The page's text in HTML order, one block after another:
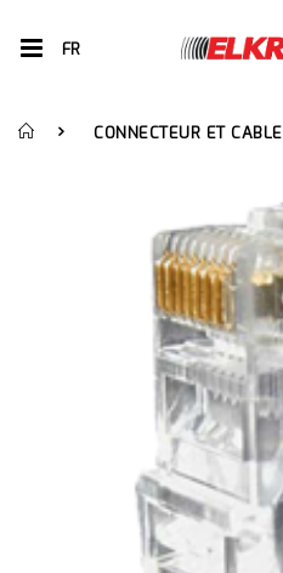
FR
CONNECTEUR ET CABLE